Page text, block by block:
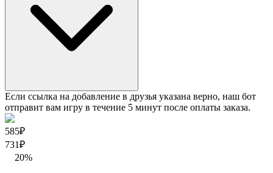
Если ссылка на добавление в друзья указана верно, наш бот
отправит вам игру в течение 5 минут после оплаты заказа.
585₽
731₽
20%